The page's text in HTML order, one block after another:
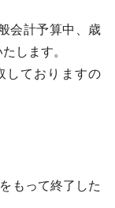
会計予算中、歳
します。
ておりますの
もって終了した